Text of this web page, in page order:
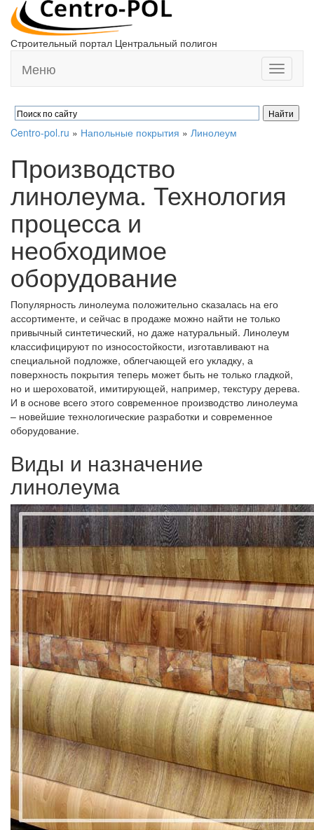
Строительный портал Центральный полигон
Toggle
Меню
Centro-pol.ru » Напольные покрытия » Линолеум
Производство
линолеума. Технология
процесса и
необходимое
оборудование
Популярность линолеума положительно сказалась на его
ассортименте, и сейчас в продаже можно найти не только
привычный синтетический, но даже натуральный. Линолеум
классифицируют по износостойкости, изготавливают на
специальной подложке, облегчающей его укладку, а
поверхность покрытия теперь может быть не только гладкой,
но и шероховатой, имитирующей, например, текстуру дерева.
И в основе всего этого современное производство линолеума
– новейшие технологические разработки и современное
оборудование.
Виды и назначение
линолеума